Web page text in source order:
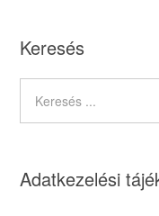
Keresés
Adatkezelési